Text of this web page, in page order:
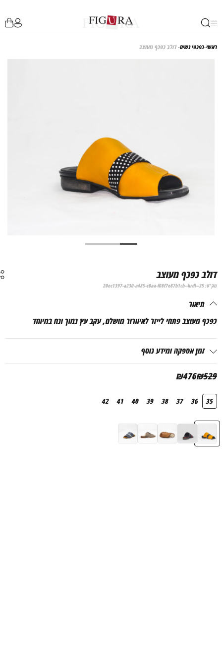
ראשי-כפכפי נשים- דולב כפכף מעוצב
דולב כפכף מעוצב
מק"ט:20ec1397-a230-a485-c8aa-f08f7e87b1cb--hrdl--35
₪529
₪476
35
36
37
38
39
40
41
42
תיאור
כפכף מעוצב פתחי לייזר לאיוורור מושלם, עקב עץ נמוך ונח במיוחד
זמן אספקה ומידע נוסף